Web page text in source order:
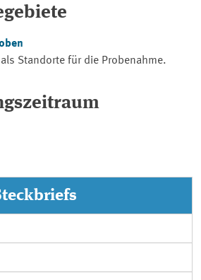
Standorte für die Probenahme.